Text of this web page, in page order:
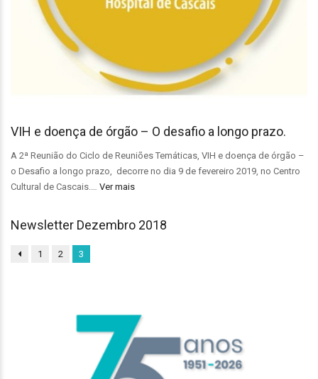
VIH e doença de órgão – O desafio a longo prazo.
A 2ª Reunião do Ciclo de Reuniões Temáticas, VIH e doença de órgão –
o Desafio a longo prazo, decorre no dia 9 de fevereiro 2019, no Centro
Cultural de Cascais.… Ver mais
Newsletter Dezembro 2018
1 2 3